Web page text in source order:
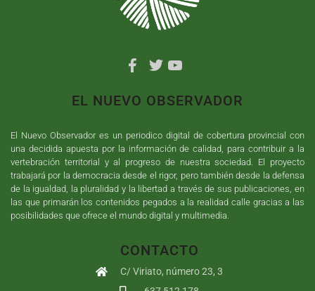
EL NUEVO OBSERVADOR
El Nuevo Observador es un periodico digital de cobertura provincial con
una decidida apuesta por la información de calidad, para contribuir a la
vertebración territorial y al progreso de nuestra sociedad. El proyecto
trabajará por la democracia desde el rigor, pero también desde la defensa
de la igualdad, la pluralidad y la libertad a través de sus publicaciones, en
las que primarán los contenidos pegados a la realidad calle gracias a las
posibilidades que ofrece el mundo digital y multimedia.
CONTACTO
C/ Viriato, número 23, 3